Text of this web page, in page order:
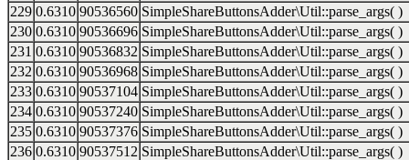
229 0.6310 90536560 SimpleShareButtonsAdder\Util::parse_args( )
230 0.6310 90536696 SimpleShareButtonsAdder\Util::parse_args( )
231 0.6310 90536832 SimpleShareButtonsAdder\Util::parse_args( )
232 0.6310 90536968 SimpleShareButtonsAdder\Util::parse_args( )
233 0.6310 90537104 SimpleShareButtonsAdder\Util::parse_args( )
234 0.6310 90537240 SimpleShareButtonsAdder\Util::parse_args( )
235 0.6310 90537376 SimpleShareButtonsAdder\Util::parse_args( )
236 0.6310 90537512 SimpleShareButtonsAdder\Util::parse_args( )